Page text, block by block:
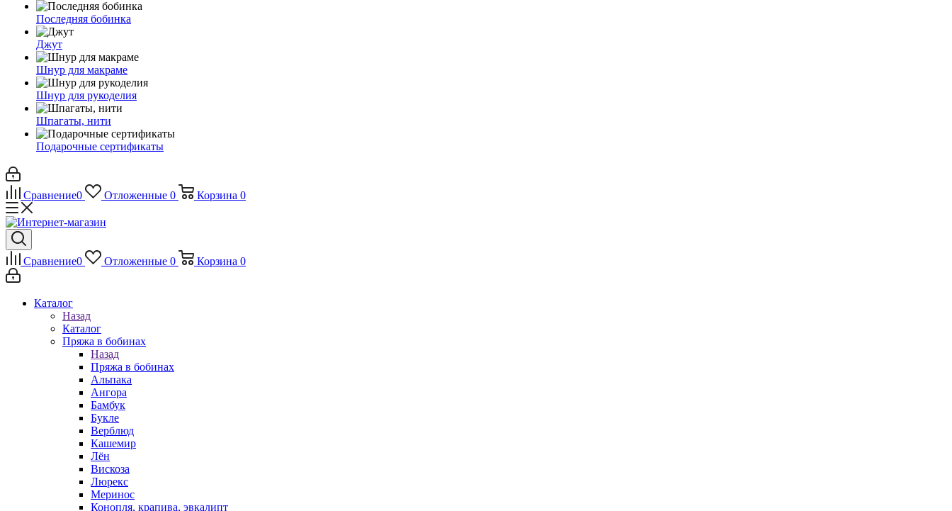
Последняя бобинка
Джут
Шнур для макраме
Шнур для рукоделия
Шпагаты, нити
Подарочные сертификаты
Сравнение0 Отложенные 0 Корзина 0
Сравнение0 Отложенные 0 Корзина 0
Каталог
Назад
Каталог
Пряжа в бобинах
Назад
Пряжа в бобинах
Альпака
Ангора
Бамбук
Букле
Верблюд
Кашемир
Лён
Вискоза
Люрекс
Меринос
Конопля, крапива, эвкалипт